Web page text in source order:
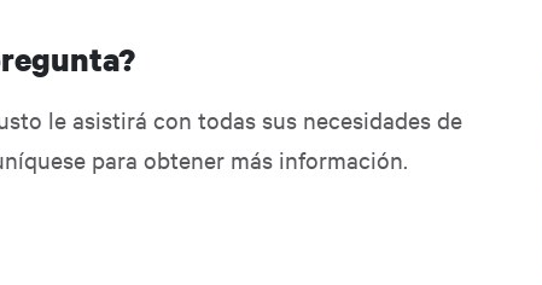
le asistirá con todas sus necesidades de
para obtener más información.